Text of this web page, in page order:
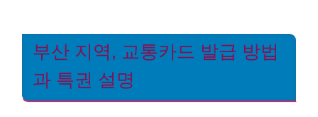
부산 지역, 교통카드 발급 방법
과 특권 설명